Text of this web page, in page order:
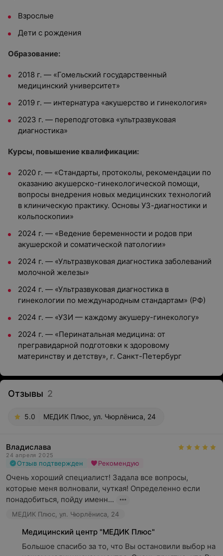
Взрослые
Дети с рождения
Образование:
2018 г. — «Гомельский государственный
медицинский университет»
2019 г. — интернатура «акушерство и гинекология»
2023 г. — переподготовка «ультразвуковая
диагностика»
Курсы, повышение квалификации:
2020 г. — «Стандарты, протоколы, рекомендации по
оказанию акушерско-гинекологической помощи,
вопросы внедрения новых медицинских технологий
в клиническую практику. Основы УЗ-диагностики и
кольпоскопии»
2024 г. — «Ведение беременности и родов при
акушерской и соматической патологии»
2024 г. — «Ультразвуковая диагностика заболеваний
молочной железы»
2024 г. — «Ультразвуковая диагностика в
гинекологии по международным стандартам» (РФ)
2024 г. — «УЗИ — каждому акушеру-гинекологу»
2024 г. — «Перинатальная медицина: от
прегравидарной подготовки к здоровому
материнству и детству», г. Санкт-Петербург
Отзывы 2
5.0 МЕДИК Плюс, ул. Чюрлёниса, 24
Владислава
24 апреля 2025
Отзыв подтвержден Рекомендую
Очень хороший специалист! Задала все вопросы,
которые меня волновали, чуткая! Определенно если
понадобиться, пойду именн...
МЕДИК Плюс, ул. Чюрлёниса, 24
Медицинский центр "МЕДИК Плюс"
Большое спасибо за то, что Вы остановили выбор на